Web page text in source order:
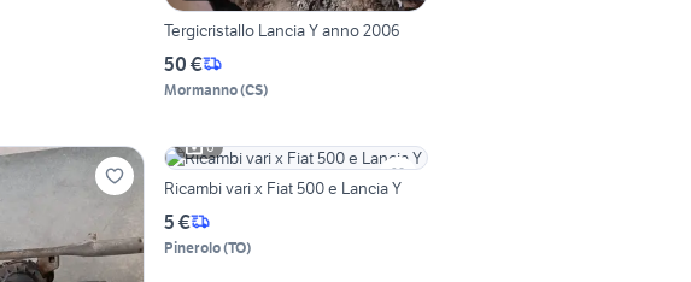
Tergicristallo Lancia Y anno 2006
50 €
Mormanno(CS)
6
Ricambi vari x Fiat 500 e Lancia Y
5 €
Pinerolo(TO)